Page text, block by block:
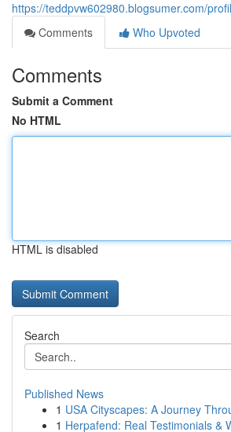
https://teddpvw602980.blogsumer.com/
Comments
Who Upvoted
Comments
Submit a Comment
No HTML
HTML is disabled
Search
Published News
1 USA Cityscapes: A Journey
1 Herpafend: Real Testimonials &